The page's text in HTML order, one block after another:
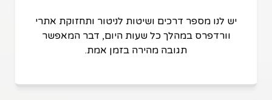
יש לנו מספר דרכים ושיטות לניטור ותחזוקת אתרי
וורדפרס במהלך כל שעות היום, דבר המאפשר
תגובה מהירה בזמן אמת.